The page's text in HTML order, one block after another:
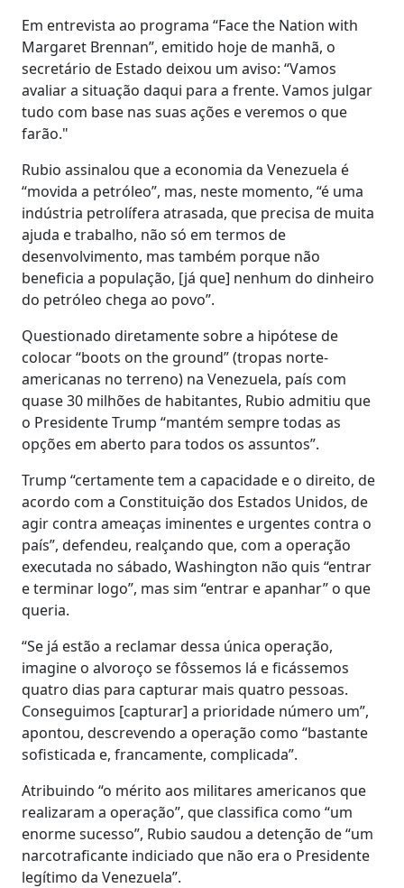
Em entrevista ao programa “Face the Nation with
Margaret Brennan”, emitido hoje de manhã, o
secretário de Estado deixou um aviso: “Vamos
avaliar a situação daqui para a frente. Vamos julgar
tudo com base nas suas ações e veremos o que
farão."
Rubio assinalou que a economia da Venezuela é
“movida a petróleo”, mas, neste momento, “é uma
indústria petrolífera atrasada, que precisa de muita
ajuda e trabalho, não só em termos de
desenvolvimento, mas também porque não
beneficia a população, [já que] nenhum do dinheiro
do petróleo chega ao povo”.
Questionado diretamente sobre a hipótese de
colocar “boots on the ground” (tropas norte-
americanas no terreno) na Venezuela, país com
quase 30 milhões de habitantes, Rubio admitiu que
o Presidente Trump “mantém sempre todas as
opções em aberto para todos os assuntos”.
Trump “certamente tem a capacidade e o direito, de
acordo com a Constituição dos Estados Unidos, de
agir contra ameaças iminentes e urgentes contra o
país”, defendeu, realçando que, com a operação
executada no sábado, Washington não quis “entrar
e terminar logo”, mas sim “entrar e apanhar” o que
queria.
“Se já estão a reclamar dessa única operação,
imagine o alvoroço se fôssemos lá e ficássemos
quatro dias para capturar mais quatro pessoas.
Conseguimos [capturar] a prioridade número um”,
apontou, descrevendo a operação como “bastante
sofisticada e, francamente, complicada”.
Atribuindo “o mérito aos militares americanos que
realizaram a operação”, que classifica como “um
enorme sucesso”, Rubio saudou a detenção de “um
narcotraficante indiciado que não era o Presidente
legítimo da Venezuela”.